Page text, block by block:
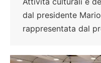
dal presidente
rappresentata dal